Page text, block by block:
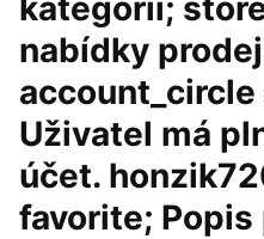
kategorii;
nabídky
account_circle
Uživatel má
účet.
favorite;